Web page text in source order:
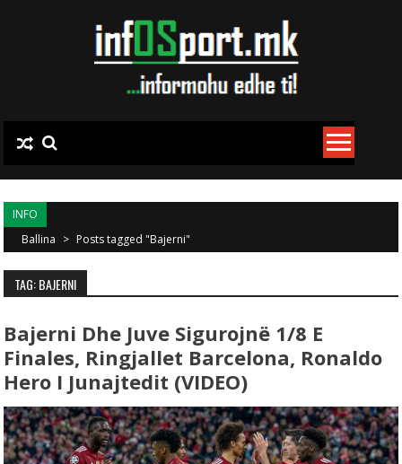
INFO
Ballina > Posts tagged "Bajerni"
TAG: BAJERNI
Bajerni Dhe Juve Sigurojnë 1/8 E
Finales, Ringjallet Barcelona, Ronaldo
Hero I Junajtedit (VIDEO)